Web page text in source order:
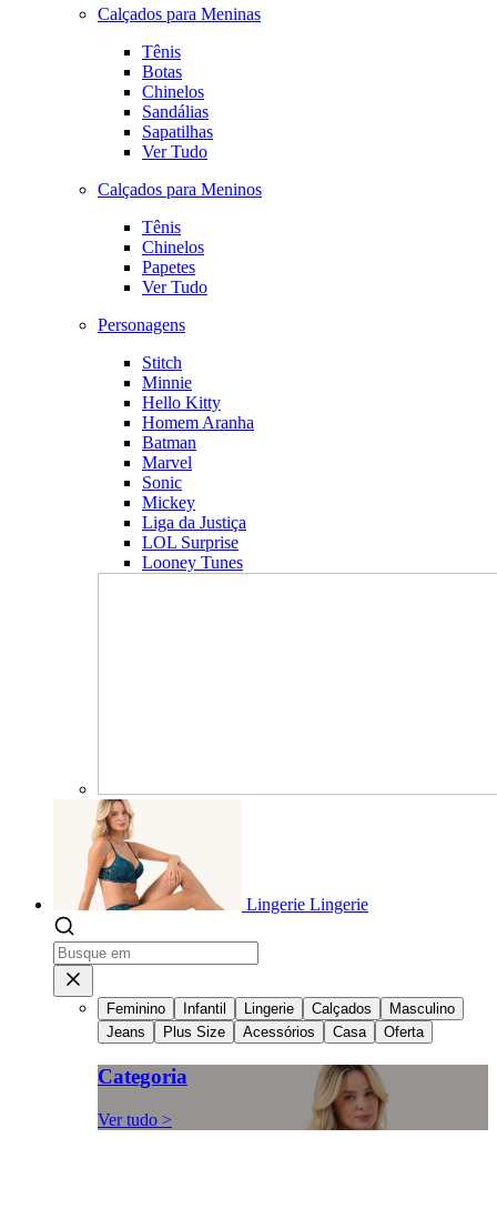
Calçados para Meninas
Tênis
Botas
Chinelos
Sandálias
Sapatilhas
Ver Tudo
Calçados para Meninos
Tênis
Chinelos
Papetes
Ver Tudo
Personagens
Stitch
Minnie
Hello Kitty
Homem Aranha
Batman
Marvel
Sonic
Mickey
Liga da Justiça
LOL Surprise
Looney Tunes
Lingerie Lingerie
Feminino Infantil Lingerie Calçados
Masculino
Jeans
Plus Size Acessórios Casa Oferta
Categoria
Ver tudo >